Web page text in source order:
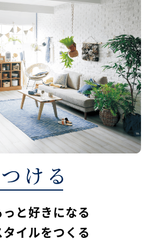
と好きになる
イルをつくる